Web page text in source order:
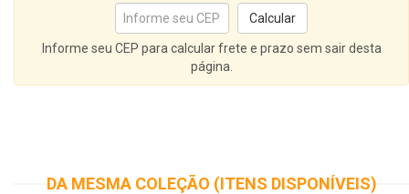
Informe seu CEP para calcular frete e prazo sem sair desta
página.
DA MESMA COLEÇÃO (ITENS DISPONÍVEIS)